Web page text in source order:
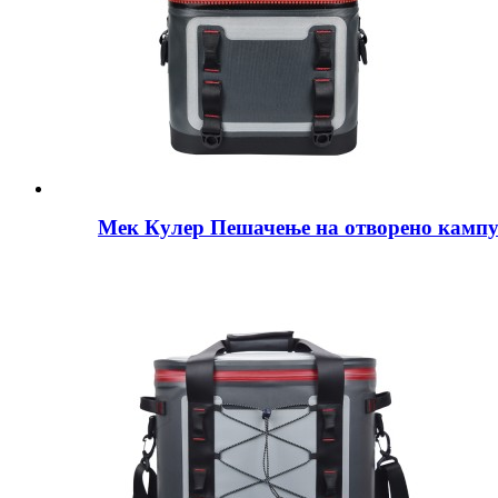
Мек Кулер Пешачење на отворено